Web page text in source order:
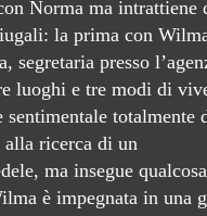
Norma ma intrattiene
la prima con
segretaria presso
luoghi e tre modi di
sentimentale totalmente
alla ricerca di un
ma insegue
è impegnata in una